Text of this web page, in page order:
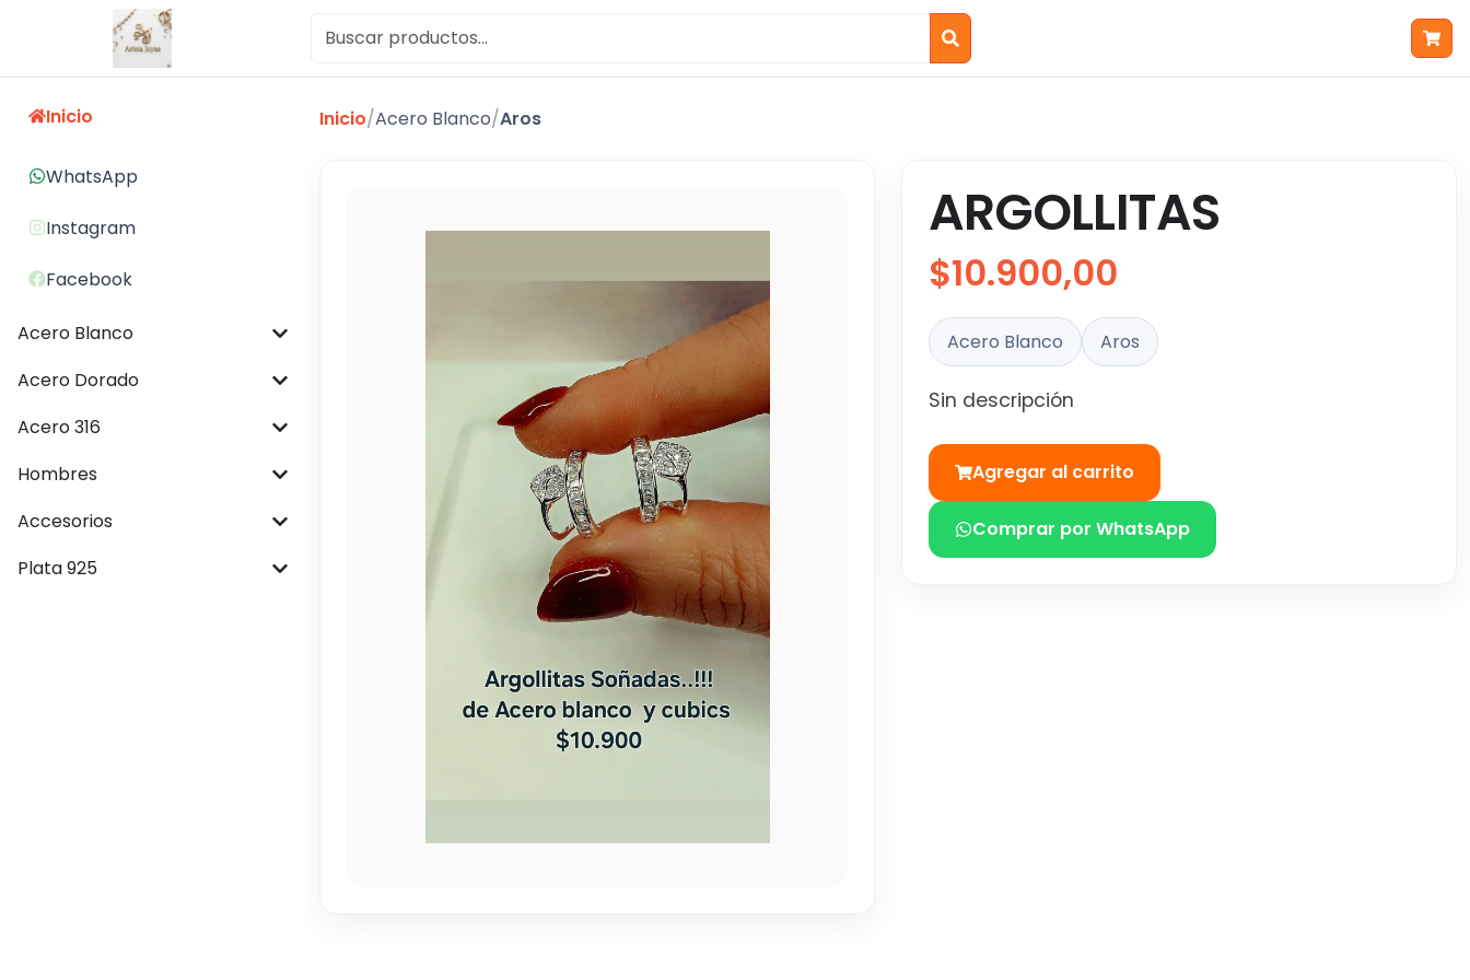
Inicio
WhatsApp
Instagram
Facebook
Acero Blanco
Acero Dorado
Acero 316
Hombres
Accesorios
Plata 925
Inicio/Acero Blanco/Aros
ARGOLLITAS
$10.900,00
Acero Blanco Aros
Sin descripción
Agregar al carrito
Comprar por WhatsApp